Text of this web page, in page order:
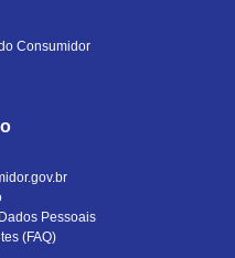
Consumidor
Pessoais
(FAQ)